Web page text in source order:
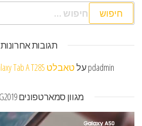
חיפוש:
תגובות אחרונות
pdadminעלטאבלט Samsung Galaxy Tab A T285
מגוון סמארטפונים SAMSUNG2019
נגן